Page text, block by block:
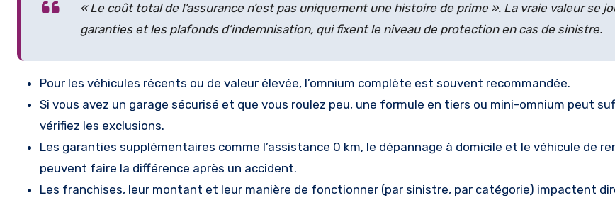
« Le coût total de l’assurance n’est pas uniquement une histoire de prime ». La vraie valeur se
garanties et les plafonds d’indemnisation, qui fixent le niveau de protection en cas de sinistre.
Pour les véhicules récents ou de valeur élevée, l’omnium complète est souvent recommandée.
Si vous avez un garage sécurisé et que vous roulez peu, une formule en tiers ou mini-omnium peut
vérifiez les exclusions.
Les garanties supplémentaires comme l’assistance 0 km, le dépannage à domicile et le véhicule de
peuvent faire la différence après un accident.
Les franchises, leur montant et leur manière de fonctionner (par sinistre, par catégorie) impactent